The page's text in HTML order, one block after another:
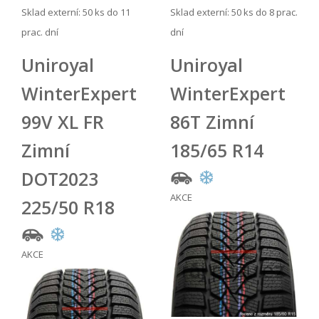
Sklad externí: 50 ks do 11
prac. dní
Sklad externí: 50 ks do 8 prac.
dní
Uniroyal
WinterExpert
99V XL FR
Zimní
DOT2023
225/50 R18
AKCE
Uniroyal
WinterExpert
86T Zimní
185/65 R14
AKCE